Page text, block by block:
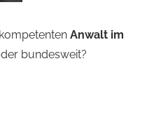
Anwalt im
bundesweit?